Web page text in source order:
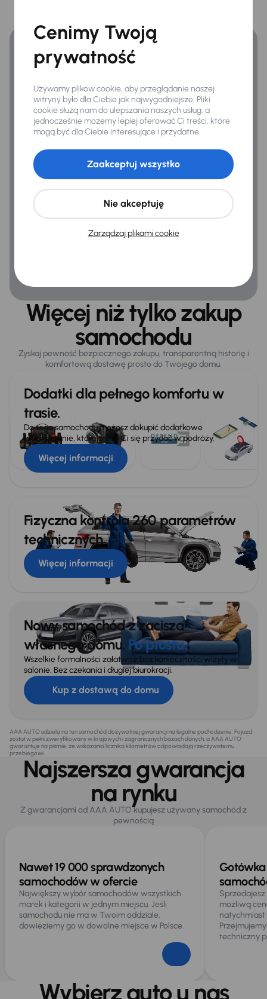
ASR
ESP
System stabilizacji toru jazdy
Ogólne
Hf
Infotainment
Połączenie USB (audio)
Więcej niż tylko zakup
samochodu
Zyskaj pewność bezpiecznego zakupu, transparentną historię i
komfortową dostawę prosto do Twojego domu.
Dodatki dla pełnego komfortu w
trasie.
Do tego samochodu możesz dokupić dodatkowe
wyposażenie, które może Ci się przydać w podróży.
Więcej informacji
Fizyczna kontrola 260 parametrów
technicznych
Więcej informacji
Nowy samochód z zacisza
własnego domu. Po prostu.
Wszelkie formalności załatwisz bez konieczności wizyty w
salonie. Bez czekania i długiej biurokracji.
Kup z dostawą do domu
AAA AUTO udziela na ten samochód dożywotniej gwarancji na legalne pochodzenie. Pojazd
został w pełni zweryfikowany w krajowych i zagranicznych bazach danych, a AAA AUTO
gwarantuje na piśmie, że wskazania licznika kilometrów odpowiadają rzeczywistemu
przebiegowi.
Najszersza gwarancja
na rynku
Z gwarancjami od AAA AUTO kupujesz używany samochód z
pewnością
Nawet 19 000 sprawdzonych
samochodów w ofercie
Największy wybór samochodów wszystkich
marek i kategorii w jednym miejscu. Jeśli
samochodu nie ma w Twoim oddziale,
dowieziemy go w dowolne miejsce w Polsce.
możliwą
techniczny
Wybierz auto u nas
Cenimy Twoją
prywatność
Używamy plików cookie, aby przeglądanie naszej
witryny było dla Ciebie jak najwygodniejsze. Pliki
cookie służą nam do ulepszania naszych usług, a
jednocześnie możemy lepiej oferować Ci treści, które
mogą być dla Ciebie interesujące i przydatne.
Zarządzaj plikami cookie
Nie akceptuję
Zaakceptuj wszystko